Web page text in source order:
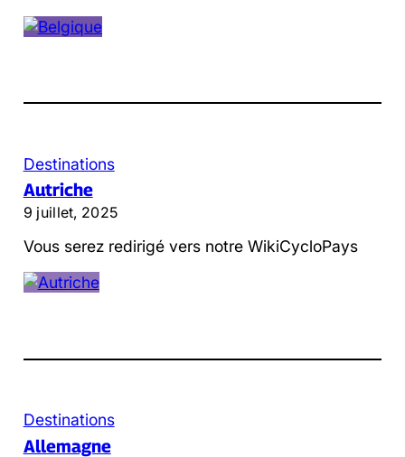
Destinations
Autriche
9 juillet, 2025
Vous serez redirigé vers notre WikiCycloPays
Destinations
Allemagne